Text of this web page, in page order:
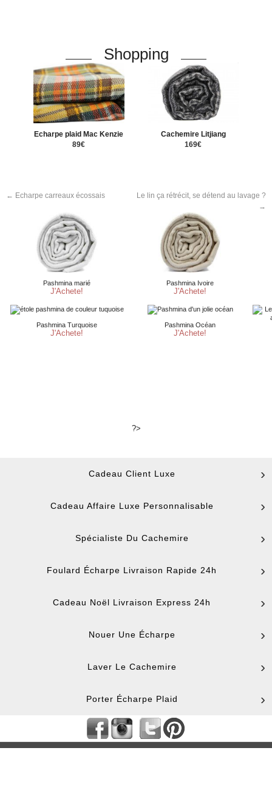
Shopping
Echarpe plaid Mac Kenzie
89€
Cachemire Litjiang
169€
← Echarpe carreaux écossais
Le lin ça rétrécit, se détend au lavage ?
→
?>
Cadeau Client Luxe
Cadeau Affaire Luxe Personnalisable
Spécialiste Du Cachemire
Foulard Écharpe Livraison Rapide 24h
Cadeau Noël Livraison Express 24h
Nouer Une Écharpe
Laver Le Cachemire
Porter Écharpe Plaid